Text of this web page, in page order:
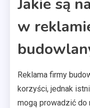
Jakie są
w
Reklama firmy
korzyści, jednak
mogą prowadzić do